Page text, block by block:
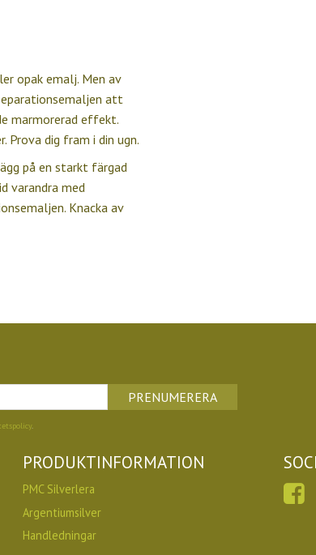
opak emalj. Men av
att
marmorerad effekt.
Prova dig fram i din ugn.
på en starkt färgad
varandra med
Knacka av
PRENUMERERA
.
PRODUKTINFORMATION
PMC Silverlera
Argentiumsilver
Handledningar